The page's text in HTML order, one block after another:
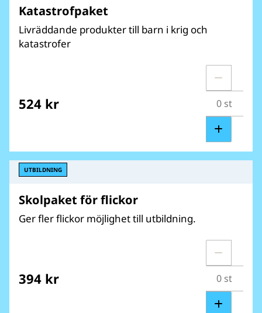
Katastrofpaket
Livräddande produkter till barn i krig och
katastrofer
524 kr
UTBILDNING
Skolpaket för flickor
Ger fler flickor möjlighet till utbildning.
394 kr